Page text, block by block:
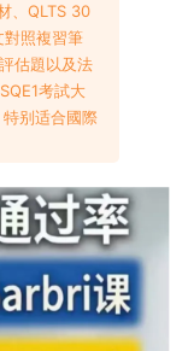
、QLTS 30
照複習筆
估題以及法
考試大
别适合國際